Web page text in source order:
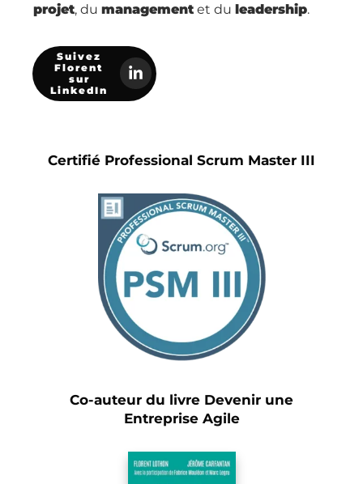
projet, du management et du leadership.
Suivez
Florent
sur
LinkedIn
Certifié Professional Scrum Master III
Co-auteur du livre Devenir une
Entreprise Agile